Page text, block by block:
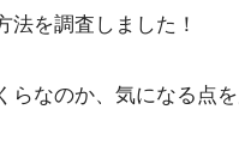
法を調査しました！
なのか、気になる点を